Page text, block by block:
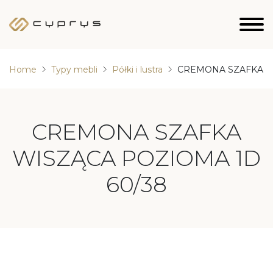
Home Typy mebli Półki i lustra CREMONA SZAFKA
CREMONA SZAFKA
WISZĄCA POZIOMA 1D
60/38